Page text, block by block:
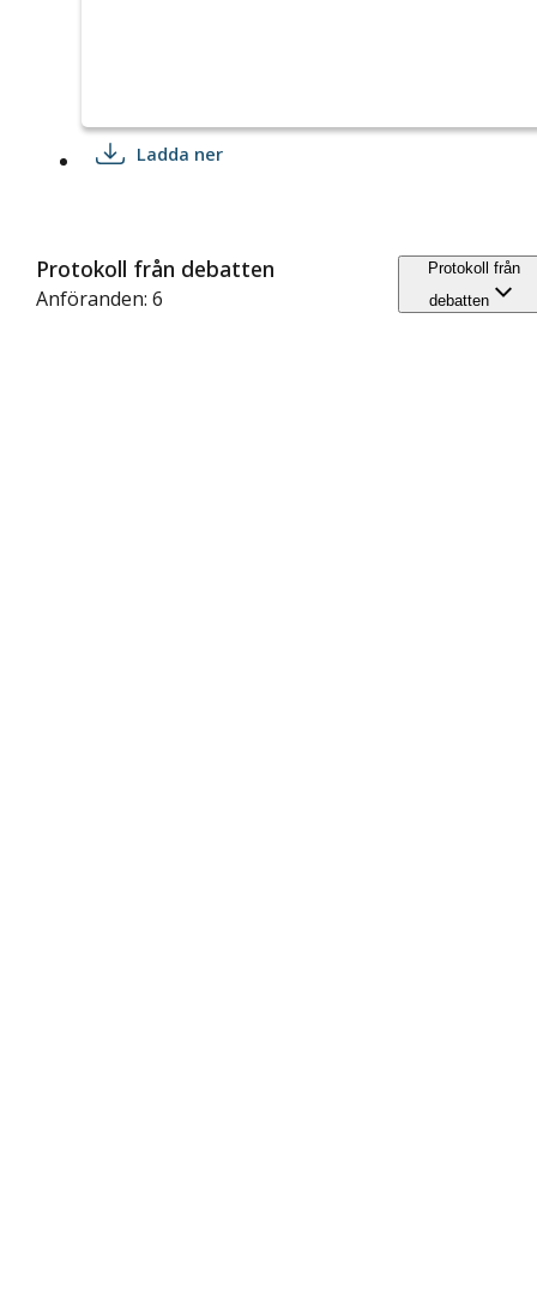
Ladda ner
Protokoll från debatten
Anföranden: 6
Protokoll från
debatten